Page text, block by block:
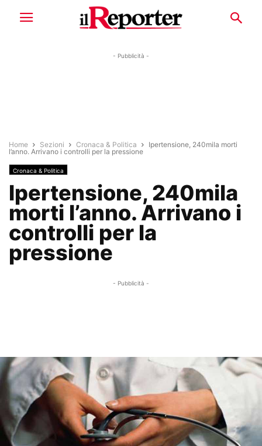
- Pubblicità -
Home Sezioni Cronaca & Politica
Ipertensione, 240mila morti
l’anno. Arrivano i controlli per la pressione
Cronaca & Politica
Ipertensione, 240mila
morti l’anno. Arrivano i
controlli per la
pressione
- Pubblicità -